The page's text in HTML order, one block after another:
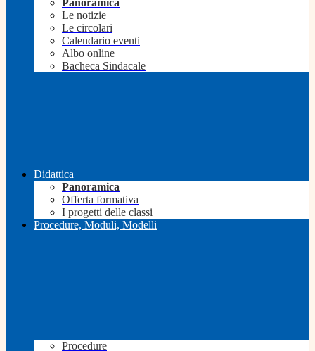
Panoramica
Le notizie
Le circolari
Calendario eventi
Albo online
Bacheca Sindacale
Didattica
Panoramica
Offerta formativa
I progetti delle classi
Procedure, Moduli, Modelli
Procedure